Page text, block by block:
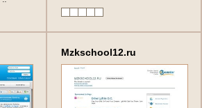
Mzkschool12.ru